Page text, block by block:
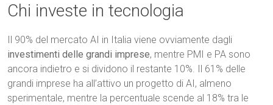
Chi investe in tecnologia
Il 90% del mercato AI in Italia viene ovviamente dagli
investimenti delle grandi imprese, mentre PMI e PA sono
ancora indietro e si dividono il restante 10%. Il 61% delle
grandi imprese ha all’attivo un progetto di AI, almeno
sperimentale, mentre la percentuale scende al 18% tra le